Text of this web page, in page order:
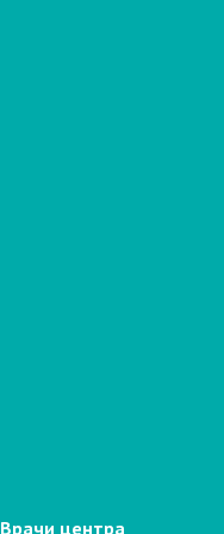
Врачи центра